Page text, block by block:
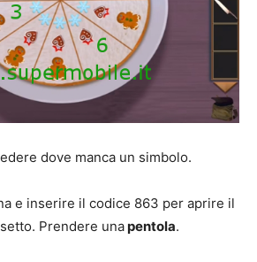
dove manca un simbolo.
e inserire il codice 863 per aprire il
Prendere unapentola.